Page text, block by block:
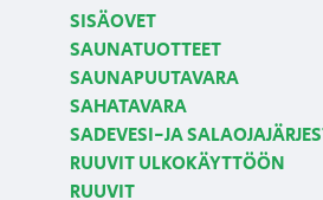
SISÄOVET
SAUNATUOTTEET
SAUNAPUUTAVARA
SAHATAVARA
SADEVESI-JA
RUUVIT ULKOKÄYTTÖÖN
RUUVIT